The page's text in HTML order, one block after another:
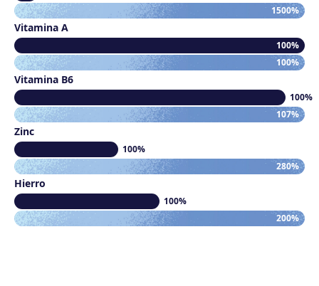
1500%
Vitamina A
100%
100%
Vitamina B6
100%
107%
Zinc
100%
280%
Hierro
100%
200%